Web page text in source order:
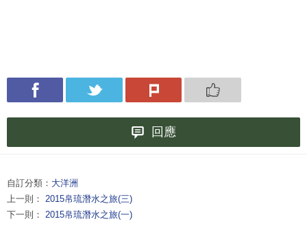
回應
自訂分類： 大洋洲
上一則： 2015帛琉潛水之旅(三)
下一則： 2015帛琉潛水之旅(一)